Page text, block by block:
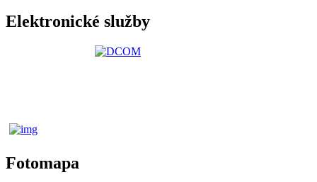
Elektronické služby
Fotomapa